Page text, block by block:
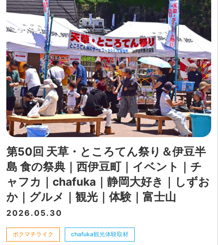
第50回 天草・ところてん祭り＆伊豆半
島 食の祭典｜西伊豆町｜イベント｜チ
ャフカ｜chafuka｜静岡大好き｜しずお
か｜グルメ｜観光｜体験｜富士山
2026.05.30
ボクマチライク chafuka観光体験取材